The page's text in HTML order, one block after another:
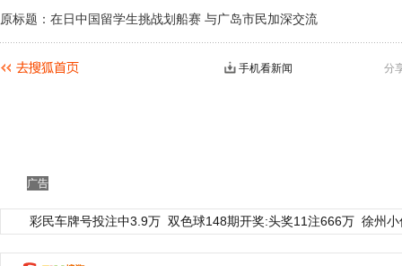
原标题：在日中国留学生挑战划船赛 与广岛市民加深交流
分
手机看新闻
广告
彩民车牌号投注中3.9万 双色球148期开奖:头奖11注666万 徐州